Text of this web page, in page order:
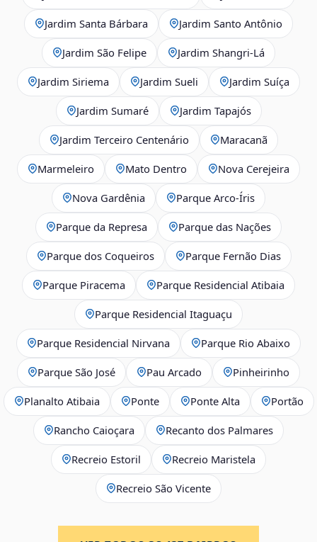
Jardim Santa Bárbara Jardim Santo Antônio
Jardim São Felipe Jardim Shangri-Lá
Jardim Siriema Jardim Sueli Jardim Suíça
Jardim Sumaré Jardim Tapajós
Jardim Terceiro Centenário Maracanã
Marmeleiro Mato Dentro Nova Cerejeira
Nova Gardênia Parque Arco-Íris
Parque da Represa Parque das Nações
Parque dos Coqueiros Parque Fernão Dias
Parque Piracema Parque Residencial Atibaia
Parque Residencial Itaguaçu
Parque Residencial Nirvana Parque Rio Abaixo
Parque São José Pau Arcado Pinheirinho
Planalto Atibaia Ponte Ponte Alta Portão
Rancho Caioçara Recanto dos Palmares
Recreio Estoril Recreio Maristela
Recreio São Vicente